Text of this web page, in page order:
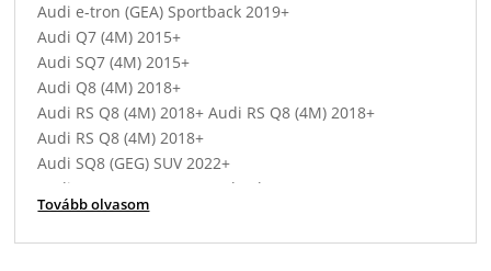
Audi e-tron (GEA) Sportback 2019+
Audi Q7 (4M) 2015+
Audi SQ7 (4M) 2015+
Audi Q8 (4M) 2018+
Audi RS Q8 (4M) 2018+ Audi RS Q8 (4M) 2018+
Audi RS Q8 (4M) 2018+
Audi SQ8 (GEG) SUV 2022+
Audi Q8 e-tron (GET) Sportback 2022+
Audi SQ8 e-tron (GEG) SUV 2022+
Tovább olvasom